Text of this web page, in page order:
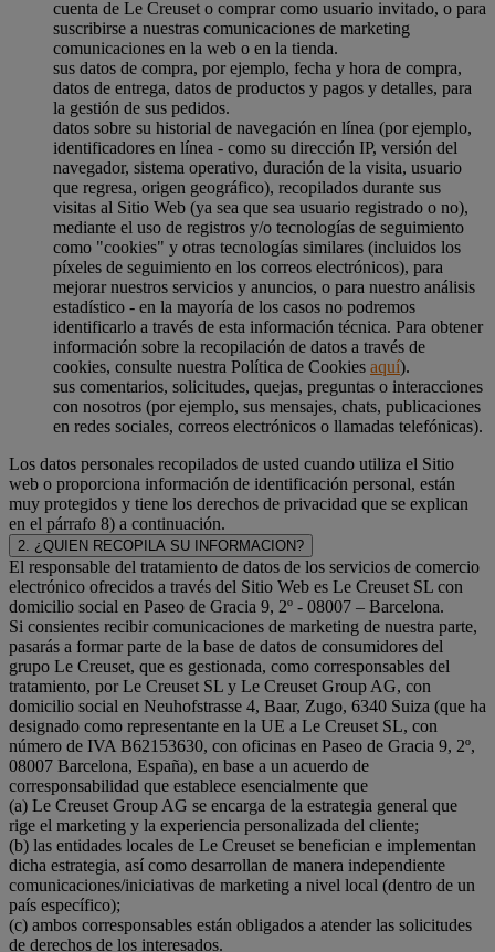
cuenta de Le Creuset o comprar como usuario invitado, o para
suscribirse a nuestras comunicaciones de marketing
comunicaciones en la web o en la tienda.
sus datos de compra, por ejemplo, fecha y hora de compra,
datos de entrega, datos de productos y pagos y detalles, para
la gestión de sus pedidos.
datos sobre su historial de navegación en línea (por ejemplo,
identificadores en línea - como su dirección IP, versión del
navegador, sistema operativo, duración de la visita, usuario
que regresa, origen geográfico), recopilados durante sus
visitas al Sitio Web (ya sea que sea usuario registrado o no),
mediante el uso de registros y/o tecnologías de seguimiento
como "cookies" y otras tecnologías similares (incluidos los
píxeles de seguimiento en los correos electrónicos), para
mejorar nuestros servicios y anuncios, o para nuestro análisis
estadístico - en la mayoría de los casos no podremos
identificarlo a través de esta información técnica. Para obtener
información sobre la recopilación de datos a través de
cookies, consulte nuestra Política de Cookies aquí).
sus comentarios, solicitudes, quejas, preguntas o interacciones
con nosotros (por ejemplo, sus mensajes, chats, publicaciones
en redes sociales, correos electrónicos o llamadas telefónicas).
Los datos personales recopilados de usted cuando utiliza el Sitio
web o proporciona información de identificación personal, están
muy protegidos y tiene los derechos de privacidad que se explican
en el párrafo 8) a continuación.
2. ¿QUIEN RECOPILA SU INFORMACION?
El responsable del tratamiento de datos de los servicios de comercio
electrónico ofrecidos a través del Sitio Web es Le Creuset SL con
domicilio social en Paseo de Gracia 9, 2º - 08007 – Barcelona.
Si consientes recibir comunicaciones de marketing de nuestra parte,
pasarás a formar parte de la base de datos de consumidores del
grupo Le Creuset, que es gestionada, como corresponsables del
tratamiento, por Le Creuset SL y Le Creuset Group AG, con
domicilio social en Neuhofstrasse 4, Baar, Zugo, 6340 Suiza (que ha
designado como representante en la UE a Le Creuset SL, con
número de IVA B62153630, con oficinas en Paseo de Gracia 9, 2º,
08007 Barcelona, España), en base a un acuerdo de
corresponsabilidad que establece esencialmente que
(a) Le Creuset Group AG se encarga de la estrategia general que
rige el marketing y la experiencia personalizada del cliente;
(b) las entidades locales de Le Creuset se benefician e implementan
dicha estrategia, así como desarrollan de manera independiente
comunicaciones/iniciativas de marketing a nivel local (dentro de un
país específico);
(c) ambos corresponsables están obligados a atender las solicitudes
de derechos de los interesados.